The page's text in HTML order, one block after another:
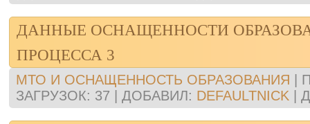
ДАННЫЕ ОСНАЩЕННОСТИ
ПРОЦЕССА 3
МТО И ОСНАЩЕННОСТЬ ОБРАЗОВАНИЯ
ЗАГРУЗОК: 37 ДОБАВИЛ: DEFAULTNICK